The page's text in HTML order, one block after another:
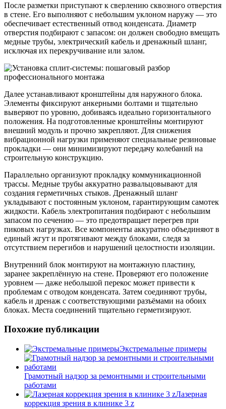
После разметки приступают к сверлению сквозного отверстия
в стене. Его выполняют с небольшим уклоном наружу — это
обеспечивает естественный отвод конденсата. Диаметр
отверстия подбирают с запасом: он должен свободно вмещать
медные трубы, электрический кабель и дренажный шланг,
исключая их перекручивание или залом.
Далее устанавливают кронштейны для наружного блока.
Элементы фиксируют анкерными болтами и тщательно
выверяют по уровню, добиваясь идеально горизонтального
положения. На подготовленные кронштейны монтируют
внешний модуль и прочно закрепляют. Для снижения
вибрационной нагрузки применяют специальные резиновые
прокладки — они минимизируют передачу колебаний на
строительную конструкцию.
Параллельно организуют прокладку коммуникационной
трассы. Медные трубы аккуратно развальцовывают для
создания герметичных стыков. Дренажный шланг
укладывают с постоянным уклоном, гарантирующим самотек
жидкости. Кабель электропитания подбирают с небольшим
запасом по сечению — это предотвращает перегрев при
пиковых нагрузках. Все компоненты аккуратно объединяют в
единый жгут и протягивают между блоками, следя за
отсутствием перегибов и нарушений целостности изоляции.
Внутренний блок монтируют на монтажную пластину,
заранее закреплённую на стене. Проверяют его положение
уровнем — даже небольшой перекос может привести к
проблемам с отводом конденсата. Затем соединяют трубы,
кабель и дренаж с соответствующими разъёмами на обоих
блоках. Места соединений тщательно герметизируют.
Похожие публикации
Экстремальные примеры
Грамотный надзор за ремонтными и строительными
работами
Лазерная
коррекция зрения в клинике 3 z